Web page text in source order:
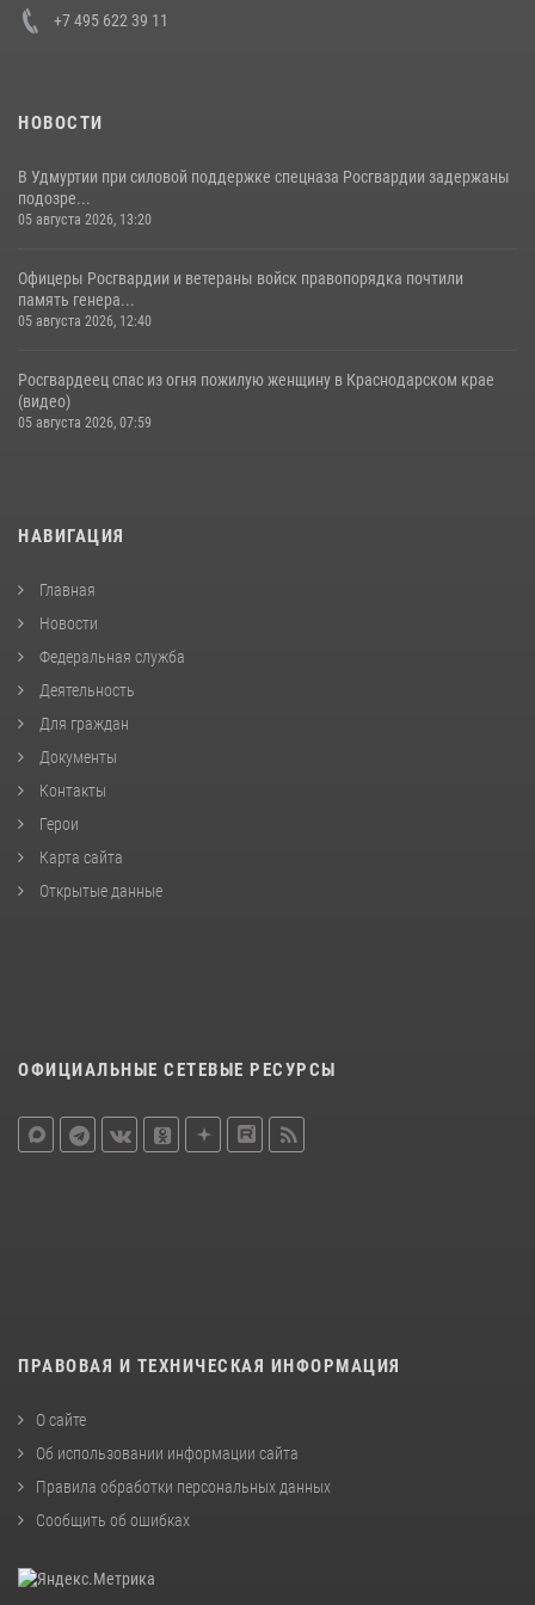
+7 495 622 39 11
НОВОСТИ
В Удмуртии при силовой поддержке спецназа Росгвардии задержаны
подозре...
05 августа 2026, 13:20
Офицеры Росгвардии и ветераны войск правопорядка почтили
память генера...
05 августа 2026, 12:40
Росгвардеец спас из огня пожилую женщину в Краснодарском крае
(видео)
05 августа 2026, 07:59
НАВИГАЦИЯ
Главная
Новости
Федеральная служба
Деятельность
Для граждан
Документы
Контакты
Герои
Карта сайта
Открытые данные
ОФИЦИАЛЬНЫЕ СЕТЕВЫЕ РЕСУРСЫ
ПРАВОВАЯ И ТЕХНИЧЕСКАЯ ИНФОРМАЦИЯ
О сайте
Об использовании информации сайта
Правила обработки персональных данных
Сообщить об ошибках